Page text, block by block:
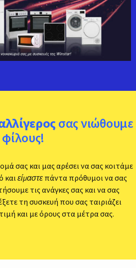
σας νιώθουμε
φίλους!
σας και μας αρέσει να σας κοιτάμε
και είμαστε πάντα πρόθυμοι να σας
τις ανάγκες σας και να σας
τη συσκευή που σας ταιριάζει
και με όρους στα μέτρα σας.